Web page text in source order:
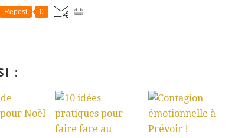
Repost 0
: